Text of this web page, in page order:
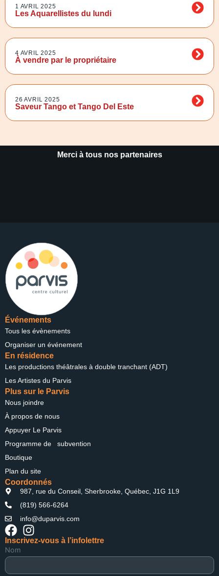
1 AVRIL 2025
Les Aquarellistes du lundi
4 AVRIL 2025
À vendre par le propriétaire
26 AVRIL 2025
Saveur Tango et Tango Del Este
Merci à tous nos partenaires
Coordonnés
987, rue du Conseil, Sherbrooke, Québec, J1G 1L9
(819) 566-6264
info@duparvis.com
Événements
Tous les évènements
Organiser un événement
En résidence
Les productions théâtrales à double tranchant (ADT)
Les Artistes du Parvis
Plus sur le Parvis
Nous joindre
À propos de nous
Appuyer Le Parvis
Programme de subvention
Boutique
Plan du site
Inscrivez-vous à l’infolettre
Nom